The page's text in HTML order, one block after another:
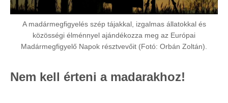
A madármegfigyelés szép tájakkal, izgalmas állatokkal és
közösségi élménnyel ajándékozza meg az Európai
Madármegfigyelő Napok résztvevőit (Fotó: Orbán Zoltán).
Nem kell érteni a madarakhoz!